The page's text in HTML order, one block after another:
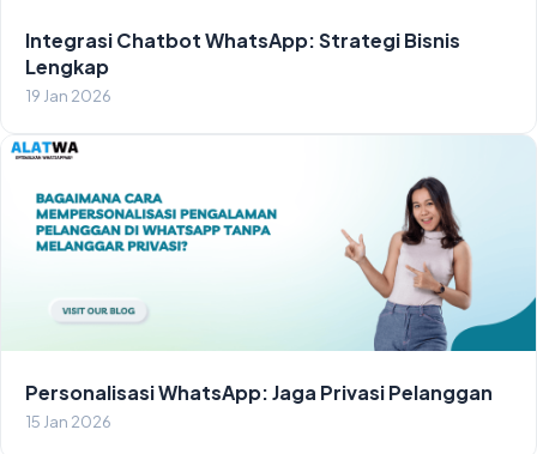
Integrasi Chatbot WhatsApp: Strategi Bisnis
Lengkap
19 Jan 2026
Personalisasi WhatsApp: Jaga Privasi Pelanggan
15 Jan 2026